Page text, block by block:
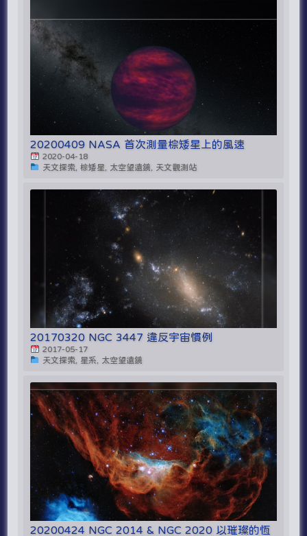
20200409 NASA 首次測量棕矮星上的風速
2020-04-18
天文探索, 棕矮星, 太空望遠鏡, 天文觀測站
20170320 NGC 3447 違反宇宙慣例
2017-05-17
天文探索, 星系, 太空望遠鏡
20200424 NGC 2014 & NGC 2020 以璀璨的恆